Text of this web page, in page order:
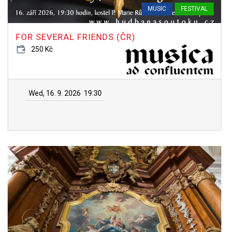
MUSIC FESTIVAL
FOR SEVERAL FRIENDS (ČR)
250 Kč
Wed, 16. 9. 2026 19:30